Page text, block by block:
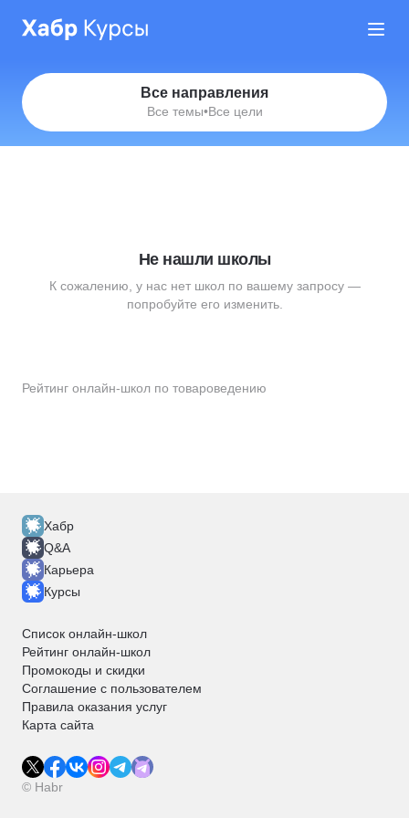
Все направления
Все темы•Все цели
Рейтинг онлайн-школ по товароведению
Не нашли школы
К сожалению, у нас нет школ по вашему запросу —
попробуйте его изменить.
Хабр
Q&A
Карьера
Курсы
Список онлайн-школ
Рейтинг онлайн-школ
Промокоды и скидки
Соглашение с пользователем
Правила оказания услуг
Карта сайта
© Habr